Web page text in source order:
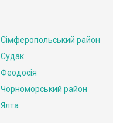
Сімферопольський район
Судак
Феодосія
Чорноморський район
Ялта